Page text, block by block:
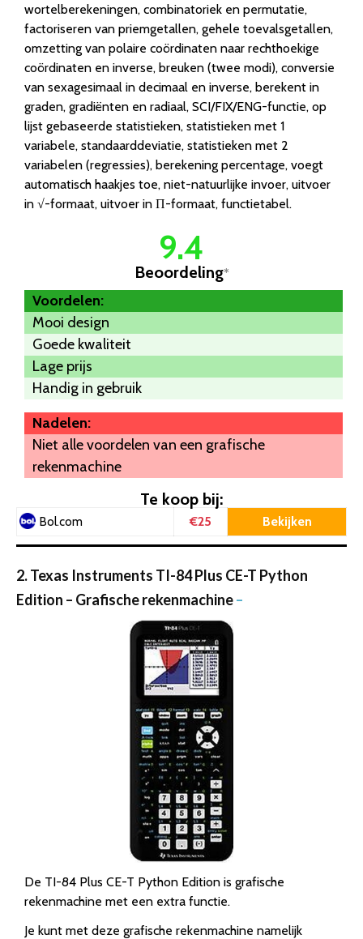
wortelberekeningen, combinatoriek en permutatie,
factoriseren van priemgetallen, gehele toevalsgetallen,
omzetting van polaire coördinaten naar rechthoekige
coördinaten en inverse, breuken (twee modi), conversie
van sexagesimaal in decimaal en inverse, berekent in
graden, gradiënten en radiaal, SCI/FIX/ENG-functie, op
lijst gebaseerde statistieken, statistieken met 1
variabele, standaarddeviatie, statistieken met 2
variabelen (regressies), berekening percentage, voegt
automatisch haakjes toe, niet-natuurlijke invoer, uitvoer
in √-formaat, uitvoer in Π-formaat, functietabel.
9.4
Beoordeling*
Voordelen:
Mooi design
Goede kwaliteit
Lage prijs
Handig in gebruik
Nadelen:
Niet alle voordelen van een grafische
rekenmachine
Te koop bij:
Bol.com €25 Bekijken
2. Texas Instruments TI-84 Plus CE-T Python
Edition – Grafische rekenmachine–
De TI-84 Plus CE-T Python Edition is grafische
rekenmachine met een extra functie.
Je kunt met deze grafische rekenmachine namelijk